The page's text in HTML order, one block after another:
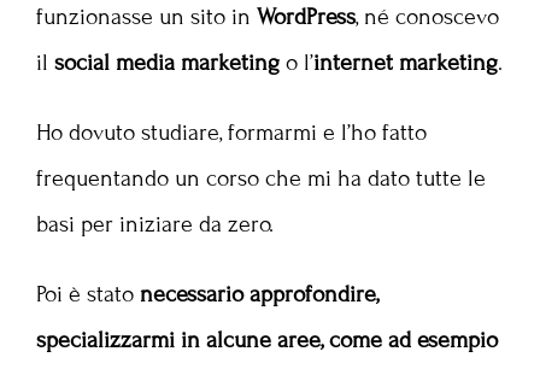
funzionasse un sito in WordPress, né conoscevo
il social media marketing o l’internet marketing.
Ho dovuto studiare, formarmi e l’ho fatto
frequentando un corso che mi ha dato tutte le
basi per iniziare da zero.
Poi è stato necessario approfondire,
specializzarmi in alcune aree, come ad esempio